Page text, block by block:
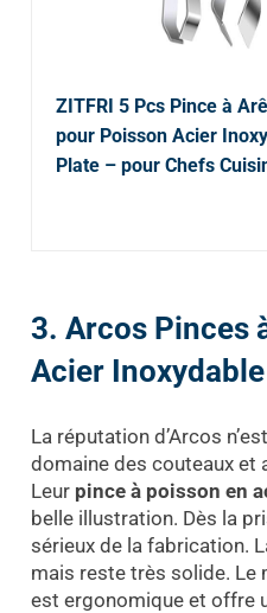
ZITFRI 5 Pcs Pince à
pour Poisson Acier
Plate – pour Chefs
3. Arcos Pinces
Acier
La réputation d’Arcos
domaine des couteaux et
Leur pince à poisson en
belle illustration. Dès la
sérieux de la fabrication.
mais reste très solide. Le
est ergonomique et offre